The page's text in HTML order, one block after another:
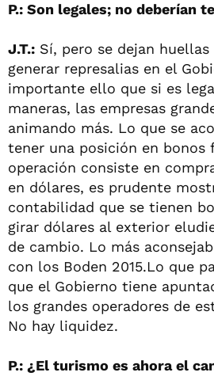
P.: Son legales; no deberían
J.T.: Sí, pero se dejan huellas
generar represalias en el
importante ello que si es
maneras, las empresas
animando más. Lo que se
tener una posición en bonos
operación consiste en
en dólares, es prudente
contabilidad que se tienen
girar dólares al exterior
de cambio. Lo más
con los Boden 2015.Lo que
que el Gobierno tiene
los grandes operadores de
No hay liquidez.
P.: ¿El turismo es ahora el